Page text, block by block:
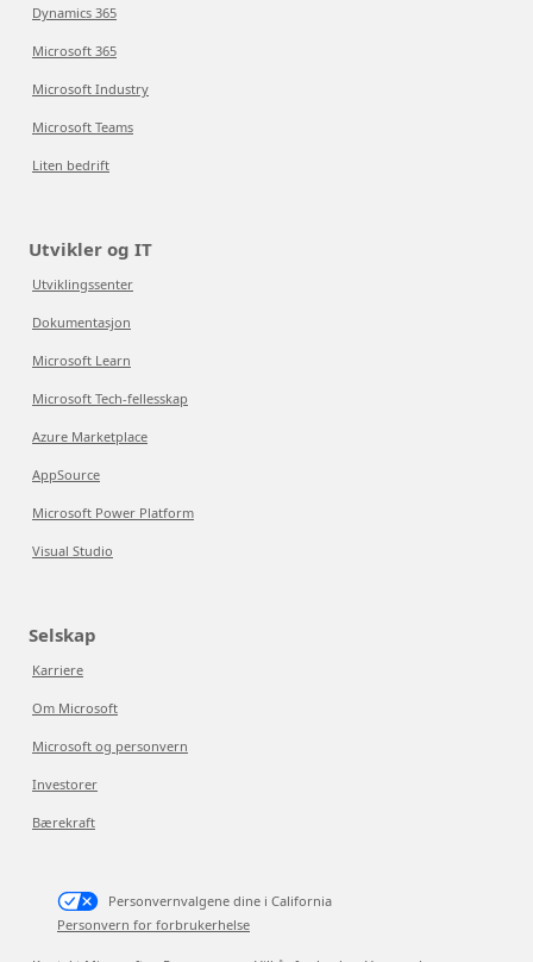
Dynamics 365
Microsoft 365
Microsoft Industry
Microsoft Teams
Liten bedrift
Utvikler og IT
Utviklingssenter
Dokumentasjon
Microsoft Learn
Microsoft Tech-fellesskap
Azure Marketplace
AppSource
Microsoft Power Platform
Visual Studio
Selskap
Karriere
Om Microsoft
Microsoft og personvern
Investorer
Bærekraft
Personvernvalgene dine i California
Personvern for forbrukerhelse